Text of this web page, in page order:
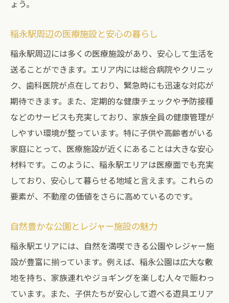
飲食店やカフェの充実
地域のイベントとコミュニティの活性化
商業施設のリニューアル計画
買い物環境の将来的な発展
稲永駅エリアの将来性と建売住宅の価値を見極
めるポイント
地域開発の計画とその影響
人口増加と住宅需要の関係
周辺地域との競争力
建売住宅の資産価値の評価
地域コミュニティの成長と将来性
ょう。
稲永駅周辺の医療施設と安心の暮らし
稲永駅周辺には多くの医療施設があり、安心して生活を
送ることができます。エリア内には総合病院やクリニッ
ク、歯科医院が点在しており、緊急時にも迅速な対応が
期待できます。また、定期的な健康チェックや予防接種
などのサービスも充実しており、家族全員の健康管理が
しやすい環境が整っています。特に子供や高齢者がいる
家庭にとって、医療施設が近くにあることは大きな安心
材料です。このように、稲永駅エリアは医療面でも充実
しており、安心して暮らせる地域と言えます。これらの
要素が、不動産の価値をさらに高めているのです。
自然豊かな公園とレジャー施設の魅力
稲永駅エリアには、自然を満喫できる公園やレジャー施
設が豊富に揃っています。例えば、稲永公園は広大な敷
地を持ち、家族連れやジョギングを楽しむ人々で賑わっ
ています。また、子供たちが安心して遊べる遊具エリア